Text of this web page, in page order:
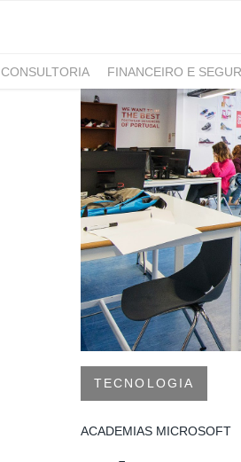
CONSULTORIA FINANCEIRO E
ARQUITETURA GAMING
TECNOLOGIA
ACADEMIAS MICROSOFT